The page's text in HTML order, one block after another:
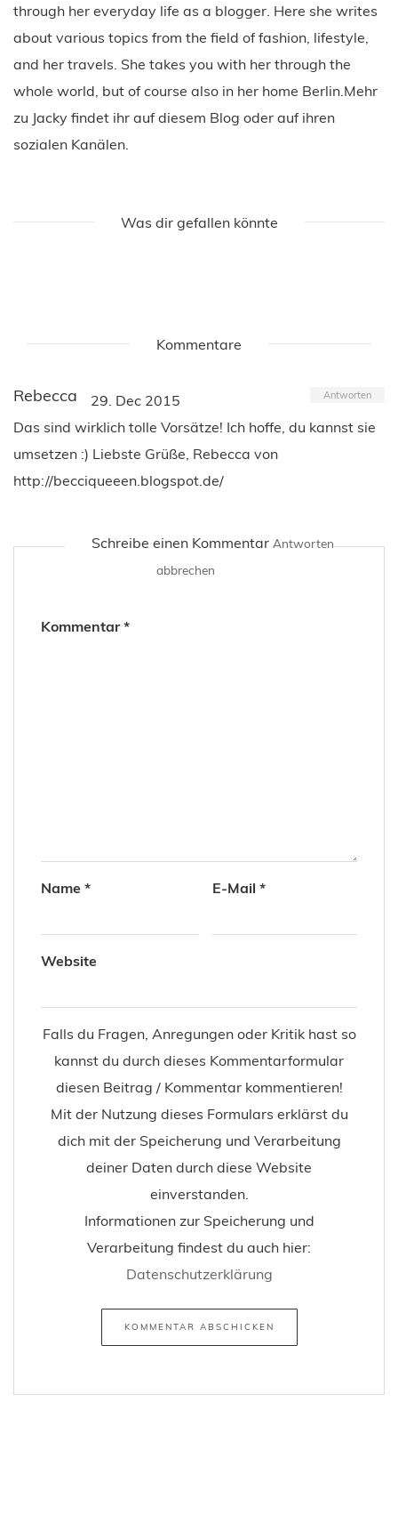
through her everyday life as a blogger. Here she writes
about various topics from the field of fashion, lifestyle,
and her travels. She takes you with her through the
whole world, but of course also in her home Berlin.Mehr
zu Jacky findet ihr auf diesem Blog oder auf ihren
sozialen Kanälen.
Was dir gefallen könnte
Kommentare
Rebecca 29. Dec 2015 Antworten
Das sind wirklich tolle Vorsätze! Ich hoffe, du kannst sie
umsetzen :) Liebste Grüße, Rebecca von
http://becciqueeen.blogspot.de/
Schreibe einen Kommentar Antworten
abbrechen
Kommentar*
Name * E-Mail *
Website
Falls du Fragen, Anregungen oder Kritik hast so
kannst du durch dieses Kommentarformular
diesen Beitrag / Kommentar kommentieren!
Mit der Nutzung dieses Formulars erklärst du
dich mit der Speicherung und Verarbeitung
deiner Daten durch diese Website
einverstanden.
Informationen zur Speicherung und
Verarbeitung findest du auch hier:
Datenschutzerklärung